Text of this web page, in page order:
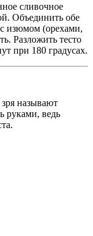
сливочное
Объединить обе
изюмом (орехами,
Разложить тесто
при 180 градусах.
зря называют
руками, ведь